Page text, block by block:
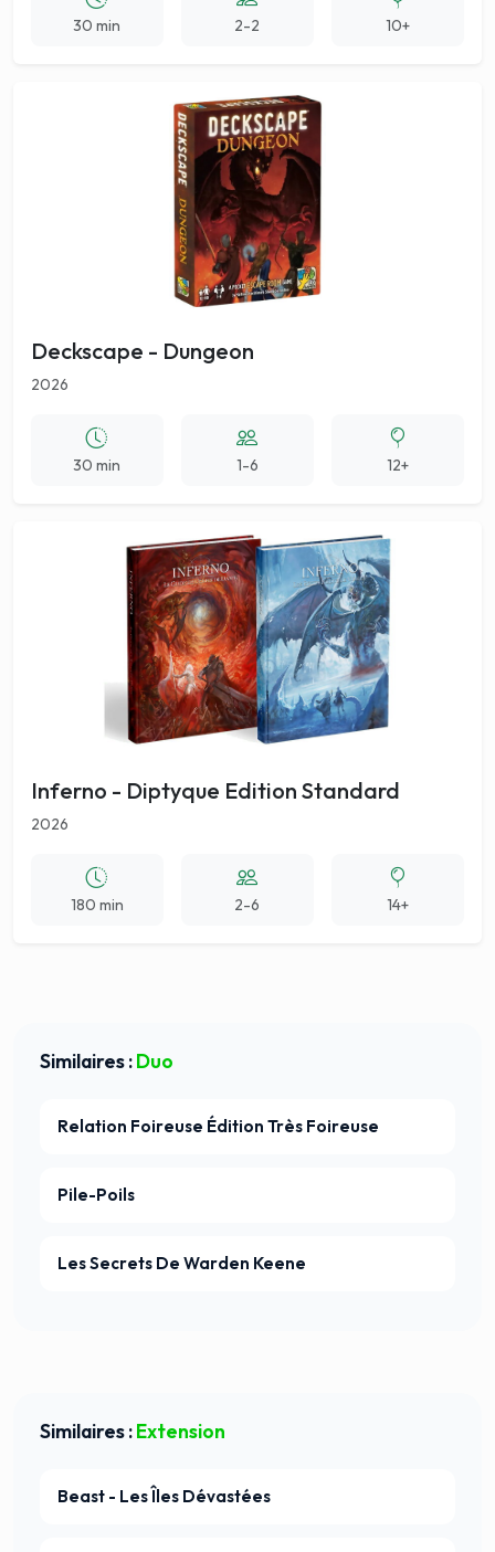
30 min 2-2 10+
Deckscape - Dungeon
2026
30 min 1-6 12+
Inferno - Diptyque Edition Standard
2026
180 min 2-6 14+
Similaires :Duo
Relation Foireuse Édition Très Foireuse
Pile-Poils
Les Secrets De Warden Keene
Similaires :Extension
Beast - Les Îles Dévastées